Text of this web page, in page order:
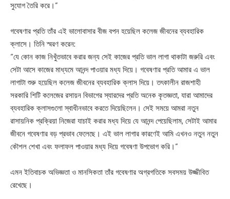
সুযোগ তৈরি করে।”
গবেষণার প্রতি তাঁর এই ভালোবাসার বীজ বপন হয়েছিল কলেজ জীবনের ব্যবহারিক
ক্লাসে। তিনি স্মরণ করেন:
“যে কোন কাজ নিখুঁতভাবে করার জন্য সেই কাজের প্রতি ভাল লাগা থাকাটা জরুরি এবং
সেটা আসে কাজের মাধ্যমে আনন্দ পাওয়ার মধ্য দিয়ে। গবেষণার প্রতি আমার এ ভাল
লাগাটা শুরু হয়েছিল কলেজ জীবনের ব্যবহারিক ক্লাস দিয়ে। তৎকালীন রাজশাহী
সরকারি শিটি কলেজের রসায়ন বিভাগের স্যারদের প্রতি অনেক কৃতজ্ঞতা, যারা আমাদের
ব্যবহারিক ক্লাসগুলো স্বাধীনভাবে করতে দিয়েছিলেন। সেই সময়ে আমরা নতুন
রাসায়নিক প্রক্রিয়া নিজেরা যাচাই করার মধ্য দিয়ে যে আনন্দ পেয়েছিলাম, সেটাই আমার
জীবনে গবেষণার বড় প্রভাব ফেলেছে। এই ভাল লাগার কারণেই আমি এখনও নতুন নতুন
কৌশল শেখা এবং ফলাফল পাওয়ার মধ্য দিয়ে গবেষণা উপভোগ করি।”
এমন ইতিবাচক অভিজ্ঞতা ও মানসিকতা তাঁর গবেষণার অগ্রগতিকে সবসময় উজ্জীবিত
রেখেছে।